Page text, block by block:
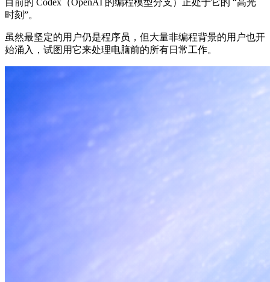
时刻”。
虽然最坚定的用户仍是程序员，但大量非编程背景的用户也开
始涌入，试图用它来处理电脑前的所有日常工作。